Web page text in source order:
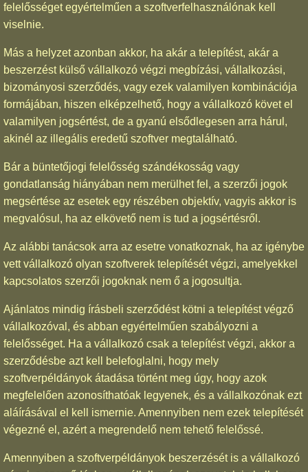
felelősséget egyértelműen a szoftverfelhasználónak kell
viselnie.
Más a helyzet azonban akkor, ha akár a telepítést, akár a
beszerzést külső vállalkozó végzi megbízási, vállalkozási,
bizományosi szerződés, vagy ezek valamilyen kombinációja
formájában, hiszen elképzelhető, hogy a vállalkozó követ el
valamilyen jogsértést, de a gyanú elsődlegesen arra hárul,
akinél az illegális eredetű szoftver megtalálható.
Bár a büntetőjogi felelősség szándékosság vagy
gondatlanság hiányában nem merülhet fel, a szerzői jogok
megsértése az esetek egy részében objektív, vagyis akkor is
megvalósul, ha az elkövető nem is tud a jogsértésről.
Az alábbi tanácsok arra az esetre vonatkoznak, ha az igénybe
vett vállalkozó olyan szoftverek telepítését végzi, amelyekkel
kapcsolatos szerzői jogoknak nem ő a jogosultja.
Ajánlatos mindig írásbeli szerződést kötni a telepítést végző
vállalkozóval, és abban egyértelműen szabályozni a
felelősséget. Ha a vállalkozó csak a telepítést végzi, akkor a
szerződésbe azt kell belefoglalni, hogy mely
szoftverpéldányok átadása történt meg úgy, hogy azok
megfelelően azonosíthatóak legyenek, és a vállalkozónak ezt
aláírásával el kell ismernie. Amennyiben nem ezek telepítését
végezné el, azért a megrendelő nem tehető felelőssé.
Amennyiben a szoftverpéldányok beszerzését is a vállalkozó